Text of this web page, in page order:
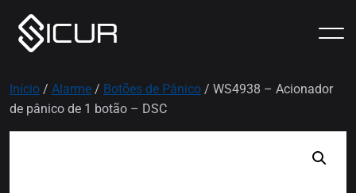
Início / Alarme / Botões de Pânico / WS4938 – Acionador
de pânico de 1 botão – DSC